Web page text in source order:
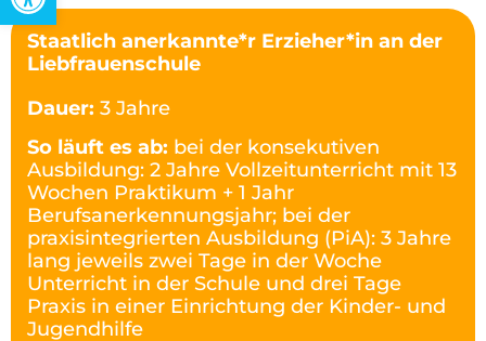
Staatlich anerkannte*r Erzieher*in an der
Liebfrauenschule
Dauer: 3 Jahre
So läuft es ab: bei der konsekutiven
Ausbildung: 2 Jahre Vollzeitunterricht mit 13
Wochen Praktikum + 1 Jahr
Berufsanerkennungsjahr; bei der
praxisintegrierten Ausbildung (PiA): 3 Jahre
lang jeweils zwei Tage in der Woche
Unterricht in der Schule und drei Tage
Praxis in einer Einrichtung der Kinder- und
Jugendhilfe